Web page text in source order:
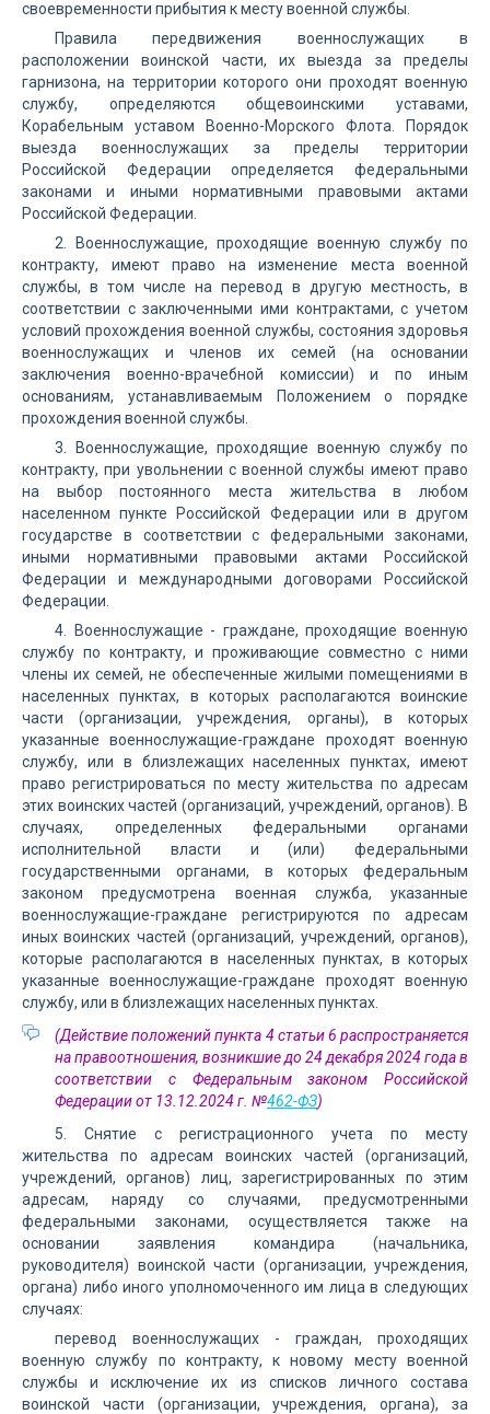
своевременности прибытия к месту военной службы.
Правила передвижения военнослужащих в
расположении воинской части, их выезда за пределы
гарнизона, на территории которого они проходят военную
службу, определяются общевоинскими уставами,
Корабельным уставом Военно-Морского Флота. Порядок
выезда военнослужащих за пределы территории
Российской Федерации определяется федеральными
законами и иными нормативными правовыми актами
Российской Федерации.
2. Военнослужащие, проходящие военную службу по
контракту, имеют право на изменение места военной
службы, в том числе на перевод в другую местность, в
соответствии с заключенными ими контрактами, с учетом
условий прохождения военной службы, состояния здоровья
военнослужащих и членов их семей (на основании
заключения военно-врачебной комиссии) и по иным
основаниям, устанавливаемым Положением о порядке
прохождения военной службы.
3. Военнослужащие, проходящие военную службу по
контракту, при увольнении с военной службы имеют право
на выбор постоянного места жительства в любом
населенном пункте Российской Федерации или в другом
государстве в соответствии с федеральными законами,
иными нормативными правовыми актами Российской
Федерации и международными договорами Российской
Федерации.
4. Военнослужащие - граждане, проходящие военную
службу по контракту, и проживающие совместно с ними
члены их семей, не обеспеченные жилыми помещениями в
населенных пунктах, в которых располагаются воинские
части (организации, учреждения, органы), в которых
указанные военнослужащие-граждане проходят военную
службу, или в близлежащих населенных пунктах, имеют
право регистрироваться по месту жительства по адресам
этих воинских частей (организаций, учреждений, органов). В
случаях, определенных федеральными органами
исполнительной власти и (или) федеральными
государственными органами, в которых федеральным
законом предусмотрена военная служба, указанные
военнослужащие-граждане регистрируются по адресам
иных воинских частей (организаций, учреждений, органов),
которые располагаются в населенных пунктах, в которых
указанные военнослужащие-граждане проходят военную
службу, или в близлежащих населенных пунктах.
(Действие положений пункта 4 статьи 6 распространяется
на правоотношения, возникшие до 24 декабря 2024 года в
соответствии с Федеральным законом Российской
Федерации от 13.12.2024 г. №462-ФЗ)
5. Снятие с регистрационного учета по месту
жительства по адресам воинских частей (организаций,
учреждений, органов) лиц, зарегистрированных по этим
адресам, наряду со случаями, предусмотренными
федеральными законами, осуществляется также на
основании заявления командира (начальника,
руководителя) воинской части (организации, учреждения,
органа) либо иного уполномоченного им лица в следующих
случаях:
перевод военнослужащих - граждан, проходящих
военную службу по контракту, к новому месту военной
службы и исключение их из списков личного состава
воинской части (организации, учреждения, органа), за